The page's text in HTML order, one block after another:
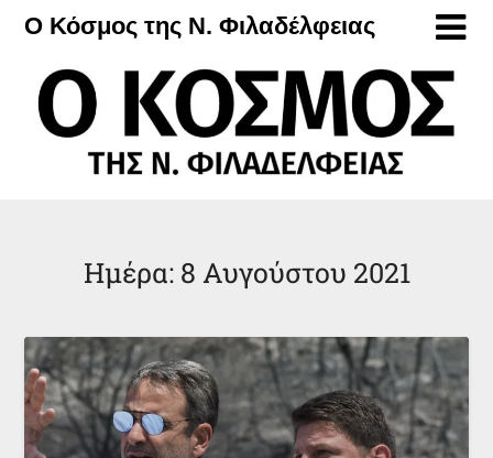
Μετάβαση
περιεχόμενο
Ο Κόσμος της Ν. Φιλαδέλφειας
Ημέρα: 8 Αυγούστου 2021